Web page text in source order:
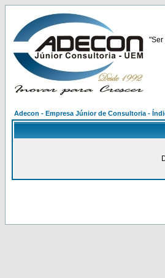
"Ser
Adecon - Empresa Júnior de Consultoria -